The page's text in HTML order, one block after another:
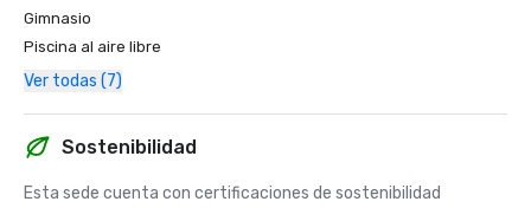
Gimnasio
Piscina al aire libre
Ver todas (7)
Sostenibilidad
Esta sede cuenta con certificaciones de sostenibilidad